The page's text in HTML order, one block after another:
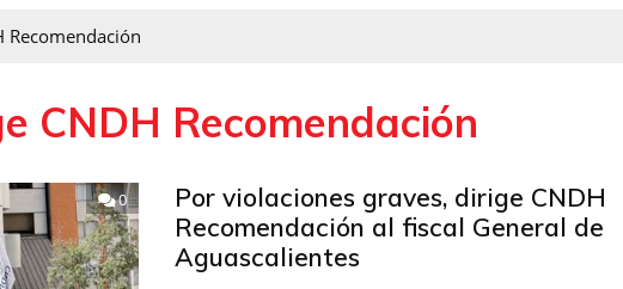
Recomendación
CNDH Recomendación
0
Por violaciones graves, dirige CNDH
Recomendación al fiscal General de
Aguascalientes